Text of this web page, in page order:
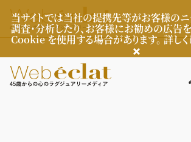
当サイトでは当社の提携先等がお客様の
調査・分析したり、お客様にお勧めの広告
Cookie を使用する場合があります。 詳し